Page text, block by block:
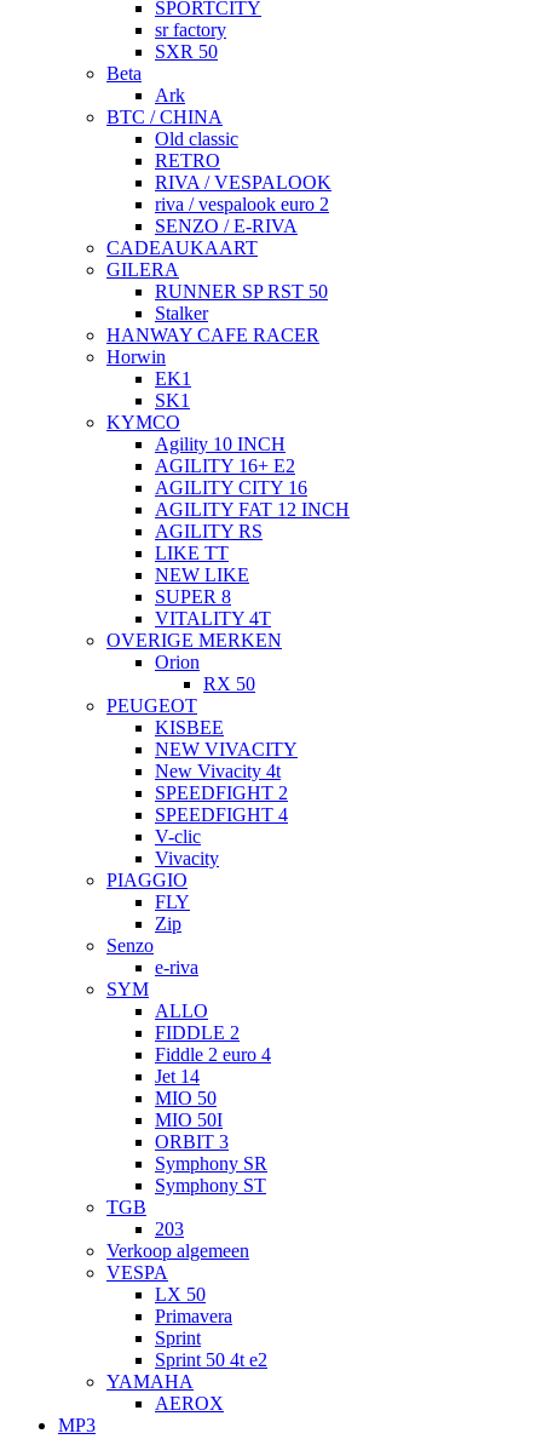
SPORTCITY
sr factory
SXR 50
Beta
Ark
BTC / CHINA
Old classic
RETRO
RIVA / VESPALOOK
riva / vespalook euro 2
SENZO / E-RIVA
CADEAUKAART
GILERA
RUNNER SP RST 50
Stalker
HANWAY CAFE RACER
Horwin
EK1
SK1
KYMCO
Agility 10 INCH
AGILITY 16+ E2
AGILITY CITY 16
AGILITY FAT 12 INCH
AGILITY RS
LIKE TT
NEW LIKE
SUPER 8
VITALITY 4T
OVERIGE MERKEN
Orion
RX 50
PEUGEOT
KISBEE
NEW VIVACITY
New Vivacity 4t
SPEEDFIGHT 2
SPEEDFIGHT 4
V-clic
Vivacity
PIAGGIO
FLY
Zip
Senzo
e-riva
SYM
ALLO
FIDDLE 2
Fiddle 2 euro 4
Jet 14
MIO 50
MIO 50I
ORBIT 3
Symphony SR
Symphony ST
TGB
203
Verkoop algemeen
VESPA
LX 50
Primavera
Sprint
Sprint 50 4t e2
YAMAHA
AEROX
MP3